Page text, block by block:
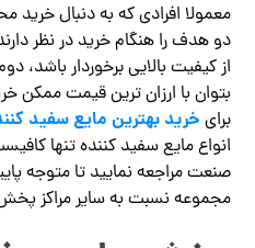
معمولا افرادی که به دنبال
دو هدف را هنگام خرید در نظر
از کیفیت بالایی برخوردار باشد،
بتوان با ارزان ترین قیمت ممکن
برای خرید بهترین مایع سفید
انواع مایع سفید کننده تنها
صنعت مراجعه نمایید تا متوجه
مجموعه نسبت به سایر مراکز